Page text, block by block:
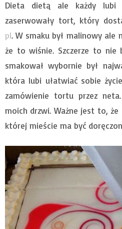
Dieta dietą ale każdy lubi
zaserwowały tort, który
pl. W smaku był malinowy ale
że to wiśnie. Szczerze to
smakował wybornie był
która lubi ułatwiać sobie
zamówienie tortu przez
moich drzwi. Ważne jest to,
której mieście ma być